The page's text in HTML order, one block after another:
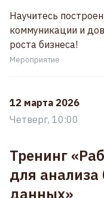
Научитесь
коммуникации и
роста бизнеса!
Мероприятие
12 марта 2026
Четверг, 10:00
Тренинг
для
данных»